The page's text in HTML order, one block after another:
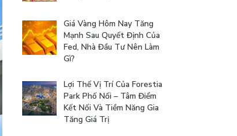
Giá Vàng Hôm Nay Tăng
Mạnh Sau Quyết Định Của
Fed, Nhà Đầu Tư Nên Làm
Gì?
Lợi Thế Vị Trí Của Forestia
Park Phố Nối – Tâm Điểm
Kết Nối Và Tiềm Năng Gia
Tăng Giá Trị